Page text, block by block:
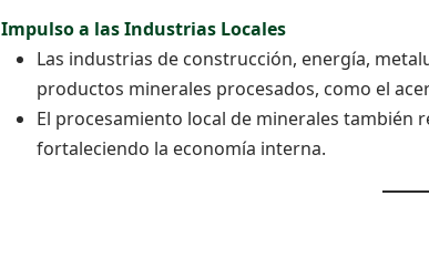
Impulso a las Industrias Locales
Las industrias de construcción, energía,
productos minerales procesados, como el
El procesamiento local de minerales también
fortaleciendo la economía interna.